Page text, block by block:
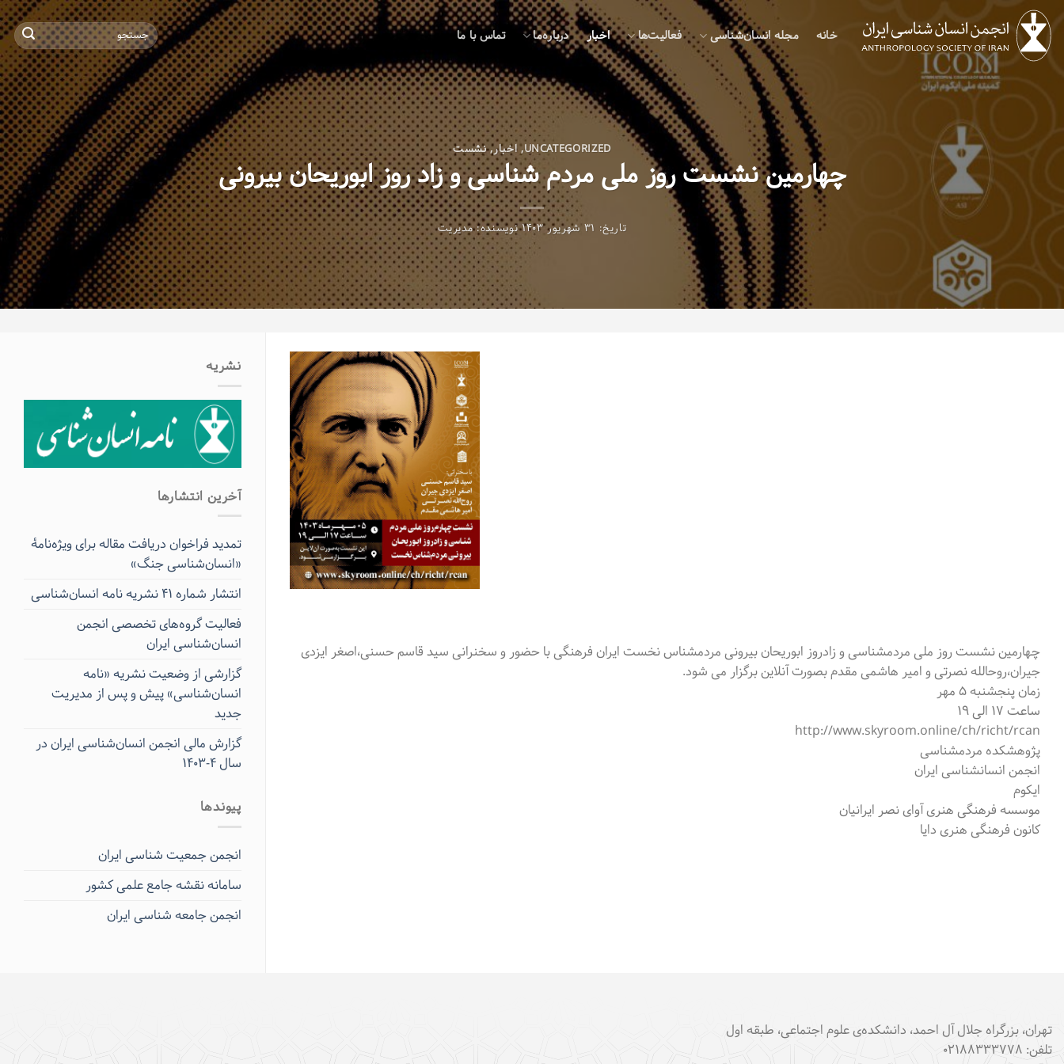
Skip
to
content
خانه مجله انسان‌شناسی فعالیت‌ها اخبار درباره‌ما تماس با ما
UNCATEGORIZED
,اخبار,نشست
چهارمین نشست روز ملی مردم شناسی و زاد روز ابوریحان بیرونی
تاریخ: ۳۱ شهریور ۱۴۰۳ نویسنده:مدیریت
چهارمین نشست روز ملی مردمشناسی و زادروز ابوریحان بیرونی مردمشناس نخست ایران فرهنگی با حضور و سخنرانی سید قاسم حسنی،اصغر ایزدی
جیران،روحالله نصرتی و امیر هاشمی مقدم بصورت آنلاین برگزار می شود.
زمان پنجشنبه ۵ مهر
ساعت ۱۷ الی ۱۹
http://www.skyroom.online/ch/richt/rcan
پژوهشکده مردمشناسی
انجمن انسانشناسی ایران
ایکوم
موسسه فرهنگی هنری آوای نصر ایرانیان
کانون فرهنگی هنری دایا
نشریه
آخرین انتشار‌ها
تمدید فراخوان دریافت مقاله برای ویژه‌نامۀ
«انسان‌شناسی جنگ»
انتشار شماره ۴۱ نشریه نامه انسان‌شناسی
فعالیت گروه‌های تخصصی انجمن
انسان‌شناسی ایران
گزارشی از وضعیت نشریه «نامه
انسان‌شناسی» پیش و پس از مدیریت
جدید
گزارش مالی انجمن انسان‌شناسی ایران در
سال ۴-۱۴۰۳
پیوندها
انجمن جمعیت شناسی ایران
سامانه نقشه جامع علمی کشور
انجمن جامعه شناسی ایران
تهران، بزرگراه جلال آل احمد، دانشکده‌ی علوم اجتماعی، طبقه اول
تلفن: ۰۲۱۸۸۳۳۳۷۷۸